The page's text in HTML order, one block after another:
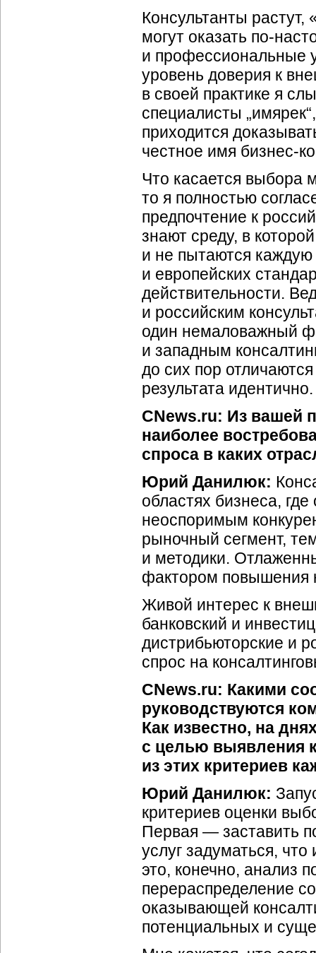
Консультанты
могут оказать по-
и профессиональные
уровень доверия к
в своей практике я
специалисты
приходится
честное имя бизнес-
Что касается выбора
то я полностью
предпочтение к
знают среду, в
и не пытаются каждую
и европейских
действительности.
и российским
один немаловажный
и западным
до сих пор
результата идентично.
CNews.ru: Из вашей
наиболее
спроса в каких
Юрий Данилюк:
областях бизнеса,
неоспоримым
рыночный сегмент,
и методики.
фактором повышения
Живой интерес к
банковский и
дистрибьюторские и
спрос на
CNews.ru: Какими
руководствуются
Как известно, на
с целью выявления
из этих критериев
Юрий Данилюк:
критериев оценки
Первая — заставить
услуг задуматься,
это, конечно, анализ
перераспределение
оказывающей
потенциальных и